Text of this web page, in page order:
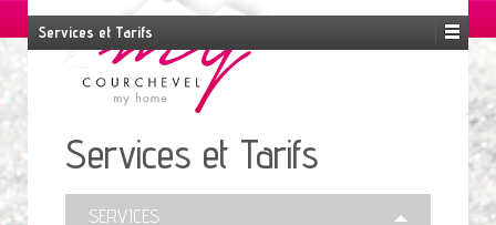
Services et Tarifs
Services et Tarifs
SERVICES